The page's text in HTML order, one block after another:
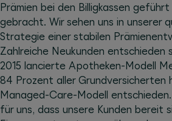
Prämien bei den Billigkassen
gebracht. Wir sehen uns in unserer
Strategie einer stabilen
Zahlreiche Neukunden entschieden
2015 lancierte Apotheken-Modell
84 Prozent aller Grundversicherten
Managed-Care-Modell
für uns, dass unsere Kunden bereit